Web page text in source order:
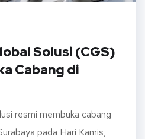
Solusi (CGS)
Cabang di
resmi membuka cabang
pada Hari Kamis,